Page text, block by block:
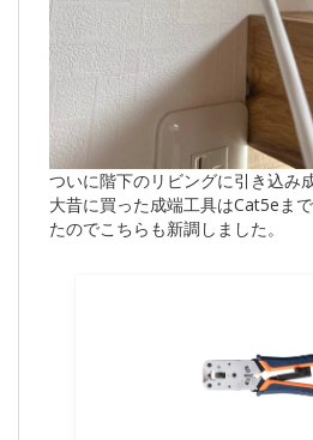
ついに階下のリビングに引き込み
大昔に買った成端工具はCat5eま
たのでこちらも新調しました。